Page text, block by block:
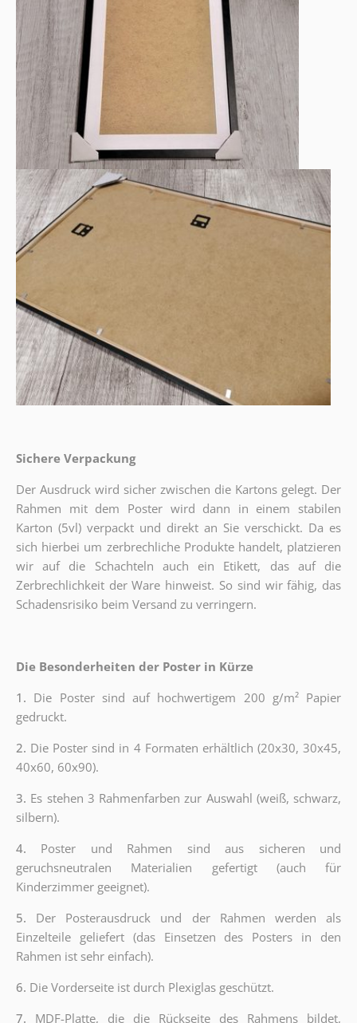
Sichere Verpackung
Der Ausdruck wird sicher zwischen die Kartons gelegt. Der
Rahmen mit dem Poster wird dann in einem stabilen
Karton (5vl) verpackt und direkt an Sie verschickt. Da es
sich hierbei um zerbrechliche Produkte handelt, platzieren
wir auf die Schachteln auch ein Etikett, das auf die
Zerbrechlichkeit der Ware hinweist. So sind wir fähig, das
Schadensrisiko beim Versand zu verringern.
Die Besonderheiten der Poster in Kürze
1. Die Poster sind auf hochwertigem 200 g/m² Papier
gedruckt.
2. Die Poster sind in 4 Formaten erhältlich (20x30, 30x45,
40x60, 60x90).
3. Es stehen 3 Rahmenfarben zur Auswahl (weiß, schwarz,
silbern).
4. Poster und Rahmen sind aus sicheren und
geruchsneutralen Materialien gefertigt (auch für
Kinderzimmer geeignet).
5. Der Posterausdruck und der Rahmen werden als
Einzelteile geliefert (das Einsetzen des Posters in den
Rahmen ist sehr einfach).
6. Die Vorderseite ist durch Plexiglas geschützt.
7. MDF-Platte, die die Rückseite des Rahmens bildet,